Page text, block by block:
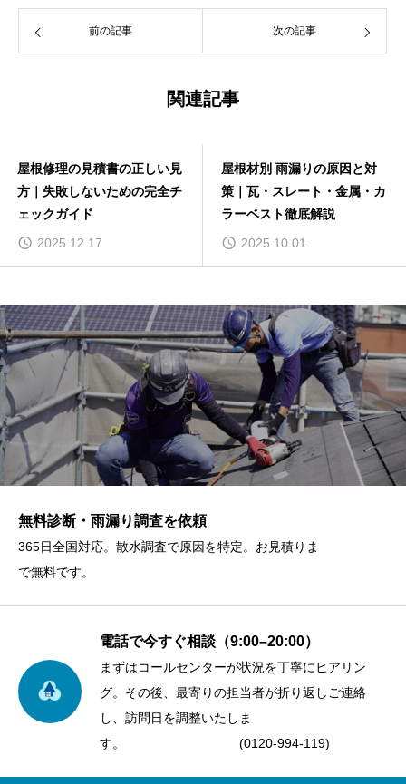
前の記事 次の記事
関連記事
屋根修理の見積書の正しい見
方｜失敗しないための完全チ
ェックガイド
2025.12.17
屋根材別 雨漏りの原因と対
策｜瓦・スレート・金属・カ
ラーベスト徹底解説
2025.10.01
無料診断・雨漏り調査を依頼
365日全国対応。散水調査で原因を特定。お見積りま
で無料です。
電話で今すぐ相談（9:00–20:00）
まずはコールセンターが状況を丁寧にヒアリン
グ。その後、最寄りの担当者が折り返しご連絡
し、訪問日を調整いたしま
す。 (0120-994-119)